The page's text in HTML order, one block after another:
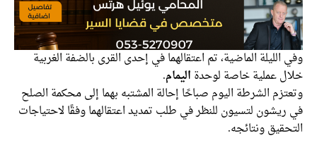
وفي الليلة الماضية، تم اعتقالهما في إحدى القرى بالضفة الغربية
خلال عملية خاصة لوحدة اليمام.
وتعتزم الشرطة اليوم صباحًا إحالة المشتبه بهما إلى محكمة الصلح
في ريشون لتسيون للنظر في طلب تمديد اعتقالهما وفقًا لاحتياجات
التحقيق ونتائجه.